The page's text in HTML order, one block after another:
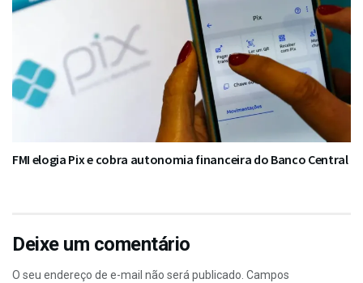
FMI elogia Pix e cobra autonomia financeira do Banco Central
Deixe um comentário
O seu endereço de e-mail não será publicado. Campos